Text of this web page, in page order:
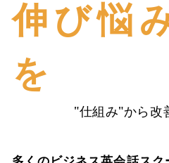
伸び悩
を
"仕組み"から改